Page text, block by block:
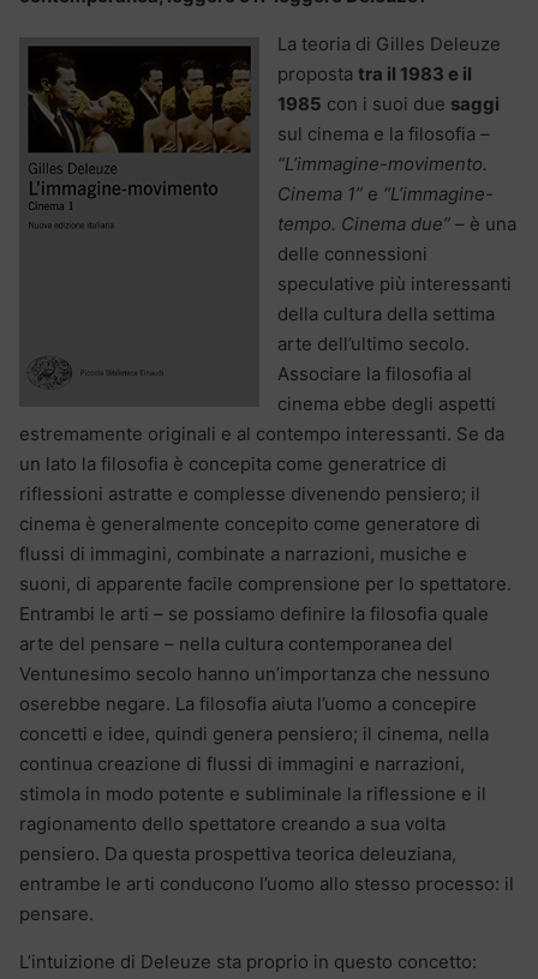
La teoria di Gilles Deleuze
proposta tra il 1983 e il
1985 con i suoi due saggi
sul cinema e la filosofia –
“L’immagine-movimento.
Cinema 1” e “L’immagine-
tempo. Cinema due” – è una
delle connessioni
speculative più interessanti
della cultura della settima
arte dell’ultimo secolo.
Associare la filosofia al
cinema ebbe degli aspetti
estremamente originali e al contempo interessanti. Se da
un lato la filosofia è concepita come generatrice di
riflessioni astratte e complesse divenendo pensiero; il
cinema è generalmente concepito come generatore di
flussi di immagini, combinate a narrazioni, musiche e
suoni, di apparente facile comprensione per lo spettatore.
Entrambi le arti – se possiamo definire la filosofia quale
arte del pensare – nella cultura contemporanea del
Ventunesimo secolo hanno un’importanza che nessuno
oserebbe negare. La filosofia aiuta l’uomo a concepire
concetti e idee, quindi genera pensiero; il cinema, nella
continua creazione di flussi di immagini e narrazioni,
stimola in modo potente e subliminale la riflessione e il
ragionamento dello spettatore creando a sua volta
pensiero. Da questa prospettiva teorica deleuziana,
entrambe le arti conducono l’uomo allo stesso processo: il
pensare.
L’intuizione di Deleuze sta proprio in questo concetto: